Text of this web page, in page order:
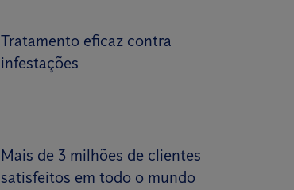
Tratamento eficaz contra
infestações
Mais de 3 milhões de clientes
satisfeitos em todo o mundo